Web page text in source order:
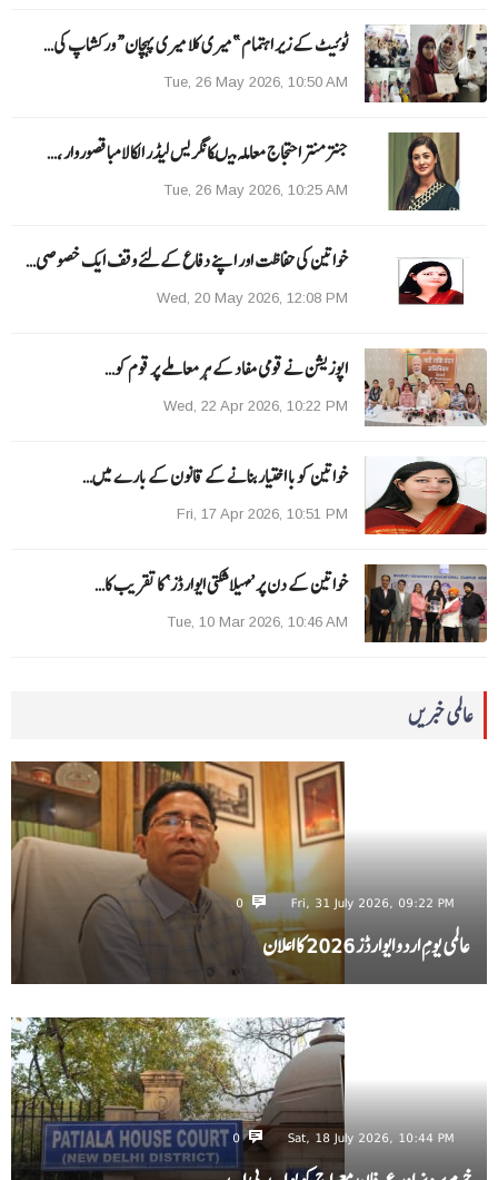
ٹوئیٹ کے زیر اہتمام ”میری کلا میری پہچان“ ورکشاپ کی…
Tue, 26 May 2026, 10:50 AM
جنتر منتر احتجاج معاملہ میںکانگریس لیڈر الکا لامبا قصوروار ،…
Tue, 26 May 2026, 10:25 AM
خواتین کی حفاظت اور اپنے دفاع کےلئے وقف ایک خصوصی…
Wed, 20 May 2026, 12:08 PM
اپوزیشن نے قومی مفاد کے ہر معاملے پر قوم کو…
Wed, 22 Apr 2026, 10:22 PM
خواتین کو با اختیار بنانے کے قانون کے بارے میں…
Fri, 17 Apr 2026, 10:51 PM
خواتین کے دن پر ’مہیلا شکتی ایوارڈز‘ کا تقریب کا…
Tue, 10 Mar 2026, 10:46 AM
عالمی خبریں
Fri, 31 July 2026, 09:22 PM
0
عالمی یومِ اردو ایوارڈز 2026 کا اعلان
Sat, 18 July 2026, 10:44 PM
0